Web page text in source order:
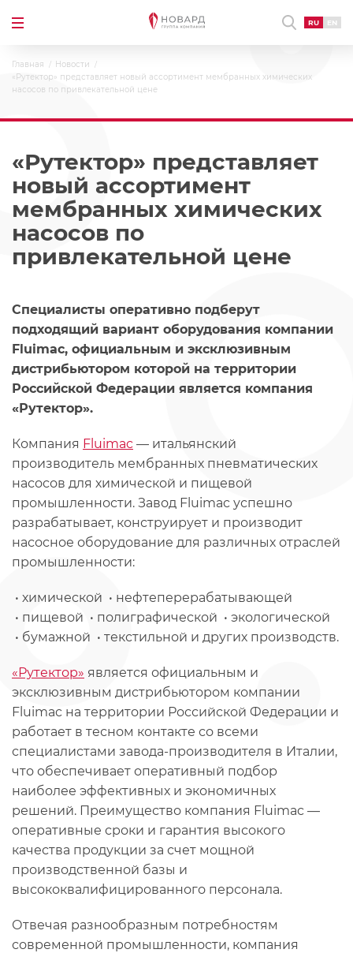
RU EN
Главная
Новости
«Рутектор» представляет новый ассортимент мембранных химических
насосов по привлекательной цене
«Рутектор» представляет
новый ассортимент
мембранных химических
насосов по
привлекательной цене
Специалисты оперативно подберут
подходящий вариант оборудования компании
Fluimac, официальным и эксклюзивным
дистрибьютором которой на территории
Российской Федерации является компания
«Рутектор».
Компания Fluimac — итальянский
производитель мембранных пневматических
насосов для химической и пищевой
промышленности. Завод Fluimac успешно
разрабатывает, конструирует и производит
насосное оборудование для различных отраслей
промышленности:
• химической • нефтеперерабатывающей
• пищевой • полиграфической • экологической
• бумажной • текстильной и других производств.
«Рутектор» является официальным и
эксклюзивным дистрибьютором компании
Fluimac на территории Российской Федерации и
работает в тесном контакте со всеми
специалистами завода-производителя в Италии,
что обеспечивает оперативный подбор
наиболее эффективных и экономичных
решений. Преимущество компания Fluimac —
оперативные сроки и гарантия высокого
качества продукции за счет мощной
производственной базы и
высококвалифицированного персонала.
Отвечая разнообразным потребностям
современной промышленности, компания